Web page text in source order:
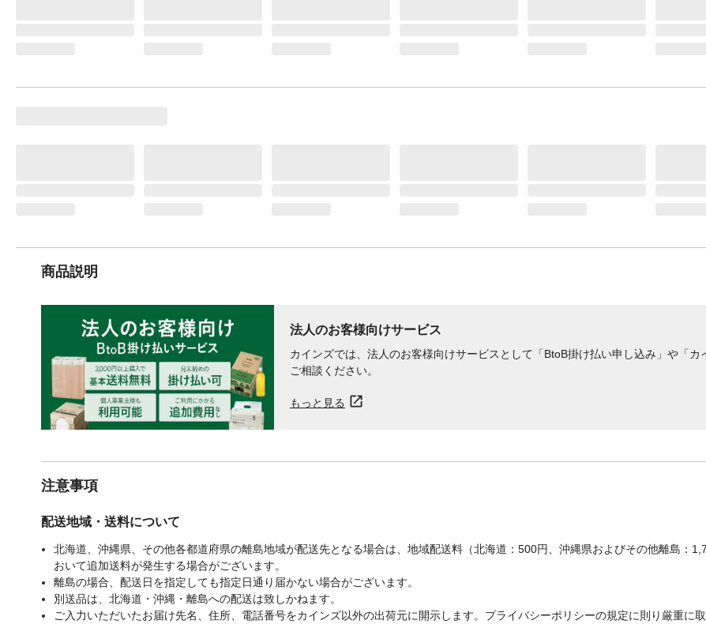
商品説明
法人のお客様向けサービス
カインズでは、法人のお客様向けサービスとして「BtoB掛け払い申し込み」や「
ご相談ください。
もっと見る
注意事項
配送地域・送料について
北海道、沖縄県、その他各都道府県の離島地域が配送先となる場合は、地域配送料（北海道：500円、沖縄県およびその他離島：
おいて追加送料が発生する場合がございます。
離島の場合、配送日を指定しても指定日通り届かない場合がございます。
別送品は、北海道・沖縄・離島への配送は致しかねます。
ご入力いただいたお届け先名、住所、電話番号をカインズ以外の出荷元に開示します。プライバシーポリシーの規定に則り厳重に取